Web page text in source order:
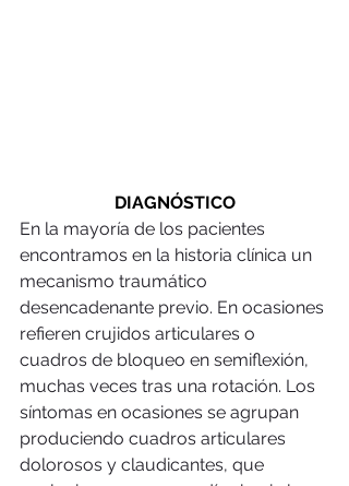
DIAGNÓSTICO
En la mayoría de los pacientes
encontramos en la historia clínica un
mecanismo traumático
desencadenante previo. En ocasiones
refieren crujidos articulares o
cuadros de bloqueo en semiflexión,
muchas veces tras una rotación. Los
síntomas en ocasiones se agrupan
produciendo cuadros articulares
dolorosos y claudicantes, que